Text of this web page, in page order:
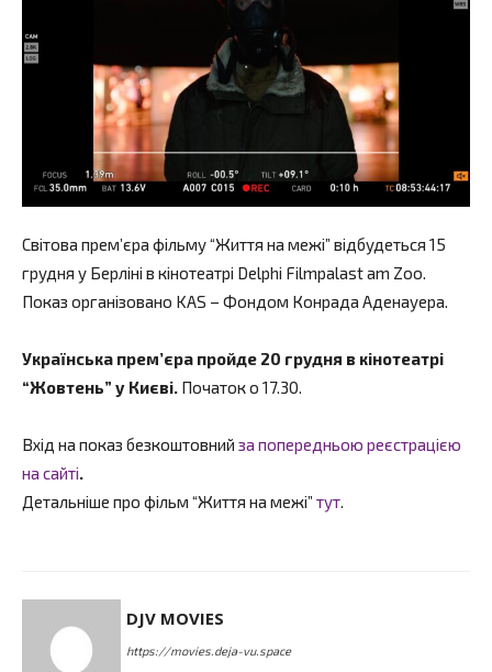
Світова прем’єра фільму “Життя на межі” відбудеться 15
грудня у Берліні в кінотеатрі Delphi Filmpalast am Zoo.
Показ організовано KAS – Фондом Конрада Аденауера.
Українська прем’єра пройде 20 грудня в кінотеатрі
“Жовтень” у Києві. Початок о 17.30.
Вхід на показ безкоштовний за попередньою реєстрацією
на сайті.
Детальніше про фільм “Життя на межі” тут.
DJV MOVIES
https://movies.deja-vu.space